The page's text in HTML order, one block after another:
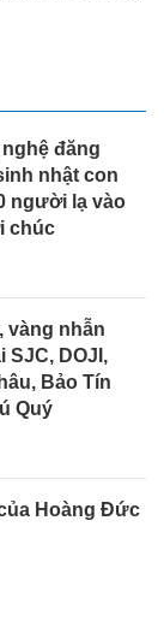
đăng
nhật con
người lạ vào
chúc
vàng nhẫn
SJC, DOJI,
Bảo Tín
Quý
Hoàng Đức